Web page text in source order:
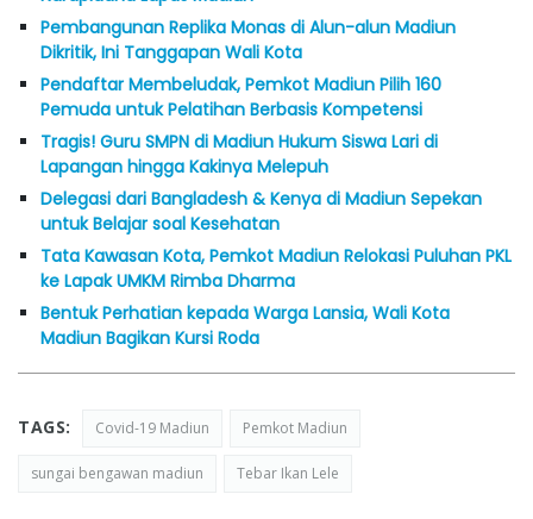
Pembangunan Replika Monas di Alun-alun Madiun
Dikritik, Ini Tanggapan Wali Kota
Pendaftar Membeludak, Pemkot Madiun Pilih 160
Pemuda untuk Pelatihan Berbasis Kompetensi
Tragis! Guru SMPN di Madiun Hukum Siswa Lari di
Lapangan hingga Kakinya Melepuh
Delegasi dari Bangladesh & Kenya di Madiun Sepekan
untuk Belajar soal Kesehatan
Tata Kawasan Kota, Pemkot Madiun Relokasi Puluhan PKL
ke Lapak UMKM Rimba Dharma
Bentuk Perhatian kepada Warga Lansia, Wali Kota
Madiun Bagikan Kursi Roda
TAGS: Covid-19 Madiun Pemkot Madiun
sungai bengawan madiun Tebar Ikan Lele